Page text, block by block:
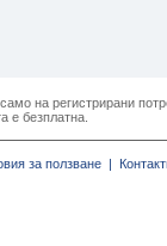
на регистрирани
е безплатна.
за ползване |